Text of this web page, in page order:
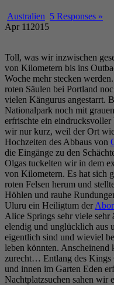
Australien 5 Responses »
Apr 11 2015
Toll, was wir inzwischen
von Kilometern bis ins
Woche mehr stecken
roten Säulen bei Portland
vielen Kängurus angestarrt.
Nationalpark noch mit
erfrischte ein eindrucksvoller
wir nur kurz, weil der Ort
Hochzeiten des Abbaus von
die Eingänge zu den
Olgas tuckelten wir in dem
von Kilometern. Es hat sich
roten Felsen herum und
Höhlen und rauhe
Uluru ein Heiligtum der
Alice Springs sehr viele sehr
elendig und unglücklich aus
eigentlich sind und wieviel
leben könnten. Anscheinend
zurecht… Entlang des Kings
und innen im Garten Eden
Nachtplatzsuchen sahen wir